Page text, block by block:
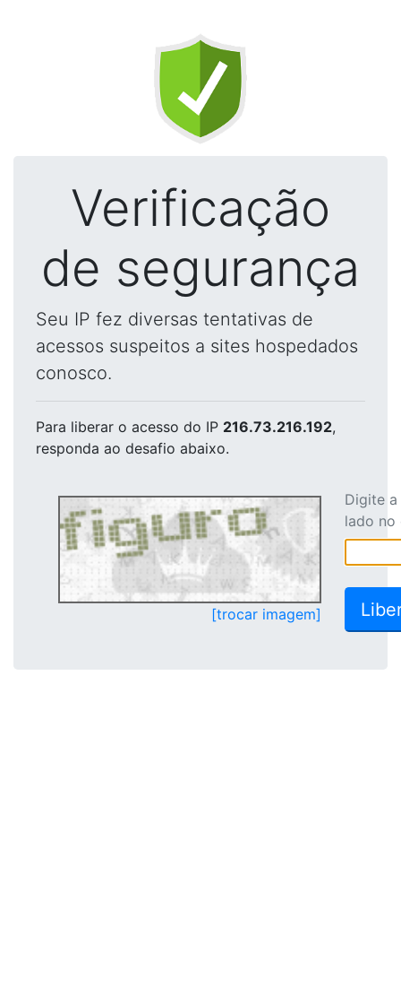
Verificação
de segurança
Seu IP fez diversas tentativas de
acessos suspeitos a sites hospedados
conosco.
Para liberar o acesso do IP 216.73.216.192,
responda ao desafio abaixo.
[trocar imagem]
Digite
lado no